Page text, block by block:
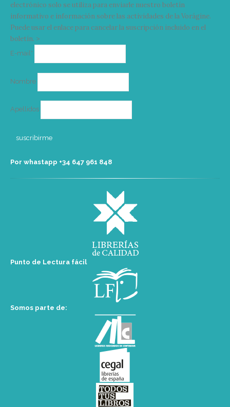
electrónico solo se utiliza para enviarle nuestro boletín
informativo e información sobre las actividades de la Vorágine.
Puede usar el enlace para cancelar la suscripción incluido en el
boletín. >
E-mail*
Nombre
Apellidos
Por whastapp +34 ‭647 961 848‬
Punto de Lectura fácil
Somos parte de: